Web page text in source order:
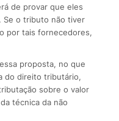
de provar que eles
Se o tributo não tiver
por tais fornecedores,
proposta, no que
do direito tributário,
sobre o valor
técnica da não